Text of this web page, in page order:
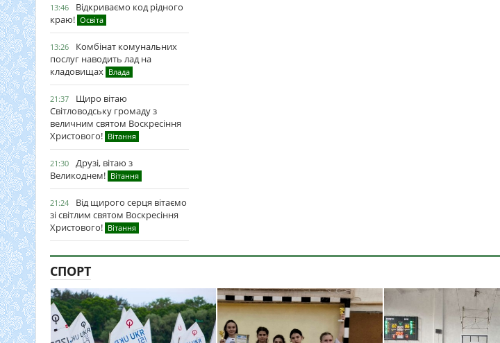
13:46
Відкриваємо код рідного
краю! Освіта
13:26
Комбінат комунальних
послуг наводить лад на
кладовищах Влада
21:37
Щиро вітаю
Світловодську громаду з
величним святом Воскресіння
Христового! Вітання
21:30
Друзі, вітаю з
Великоднем! Вітання
21:24
Від щирого серця вітаємо
зі світлим святом Воскресіння
Христового! Вітання
СПОРТ